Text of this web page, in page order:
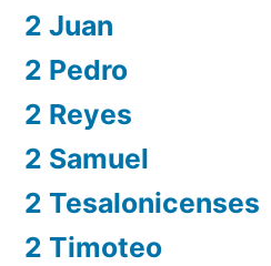
2 Juan
2 Pedro
2 Reyes
2 Samuel
2 Tesalonicenses
2 Timoteo